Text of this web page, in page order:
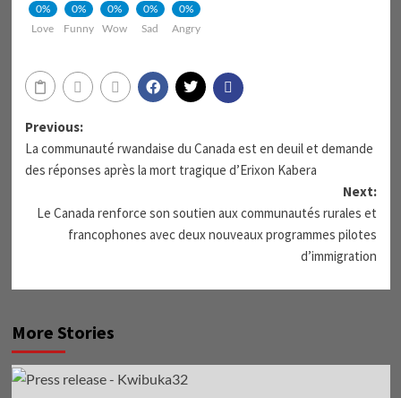
0%
Love
0%
Funny
0%
Wow
0%
Sad
0%
Angry
Previous:
La communauté rwandaise du Canada est en deuil et demande
des réponses après la mort tragique d’Erixon Kabera
Next:
Le Canada renforce son soutien aux communautés rurales et
francophones avec deux nouveaux programmes pilotes
d’immigration
More Stories